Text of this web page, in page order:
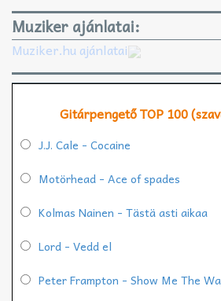
Muziker ajánlatai:
Muziker.hu ajánlatai
Gitárpengető TOP 100
J.J. Cale - Cocaine
Motörhead - Ace of spades
Kolmas Nainen - Tästä asti aikaa
Lord - Vedd el
Peter Frampton - Show Me The